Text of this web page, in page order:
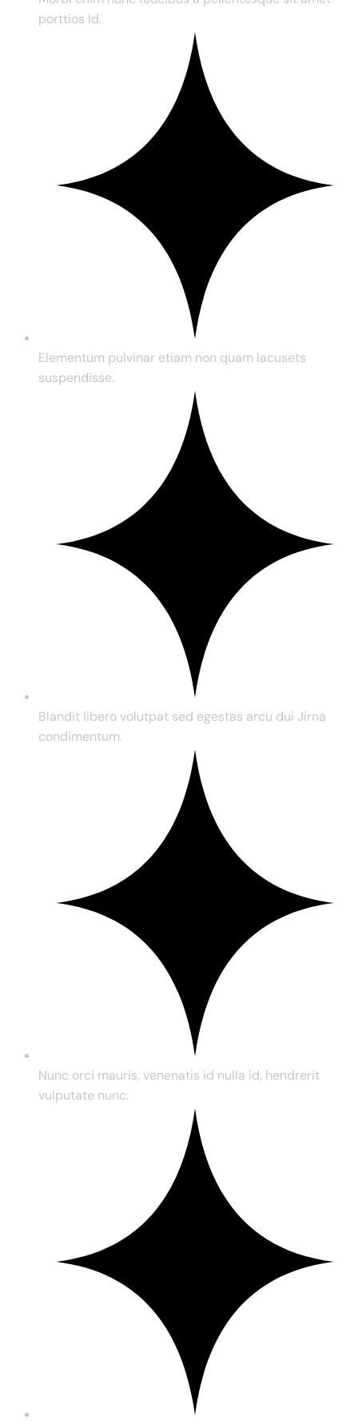
porttios Id.
Elementum pulvinar etiam non quam lacusets
suspendisse.
Blandit libero volutpat sed egestas arcu dui Jirna
condimentum.
Nunc orci mauris, venenatis id nulla id, hendrerit
vulputate nunc.